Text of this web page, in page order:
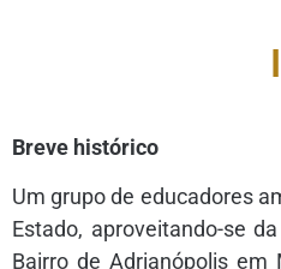
Breve histórico
Um grupo de educadores
Estado, aproveitando-se
Bairro de Adrianópolis em